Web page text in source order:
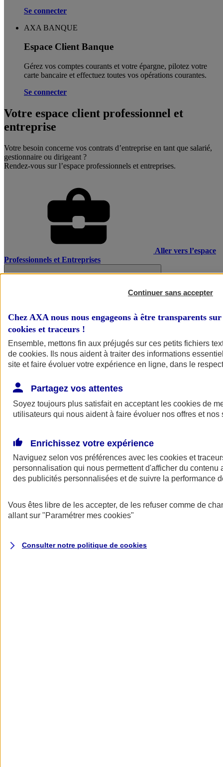
Se connecter
AXA BANQUE
Espace Client Banque
Gérez vos comptes courants et votre épargne, pilotez votre
carte bancaire et effectuez toutes vos opérations courantes.
Se connecter
Votre espace client professionnel et
entreprise
Votre besoin concerne vos contrats d’entreprise en tant que salarié,
gestionnaire ou dirigeant ?
Rendez-vous sur l’espace professionnels et entreprises.
Aller vers l’espace
Professionnels et Entreprises
AXA Assurance
Continuer sans accepter
Chez AXA nous nous engageons à être transparents
cookies et traceurs !
Ensemble, mettons fin aux préjugés sur ces petits fichiers
de cookies. Ils nous aident à traiter des informations
site et faire évoluer votre expérience en ligne, dans le
Partagez vos attentes
Soyez toujours plus satisfait en acceptant les cookies de
utilisateurs qui nous aident à faire évoluer nos offres et nos
Enrichissez votre expérience
Naviguez selon vos préférences avec les cookies et
personnalisation qui nous permettent d'afficher du contenu
des publicités personnalisées et de suivre la performance
Vous êtes libre de les accepter, de les refuser comme de
allant sur "Paramétrer mes cookies"
Consulter notre politique de cookies